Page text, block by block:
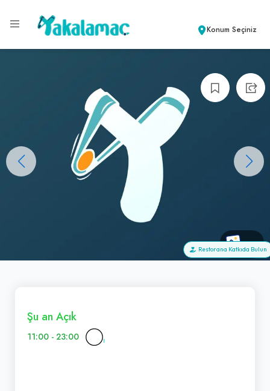
Konum Seçiniz
+0
Restorana Katkıda Bulun
Şu an Açık
11:00 - 23:00